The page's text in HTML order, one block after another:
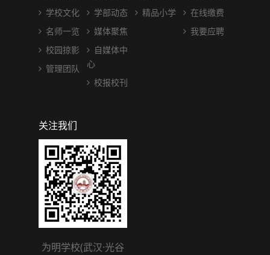
学校文化
名师一览
校园掠影
管理团队
学部动态
媒体聚焦
自媒体中
心
校报校刊
精品小学
在线缴费
我要应聘
关注我们
为明学校(武汉·光谷